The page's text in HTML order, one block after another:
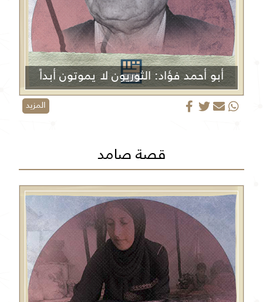
أبو أحمد فؤاد: الثوريون لا يموتون أبداً
المزيد
قصة صامد